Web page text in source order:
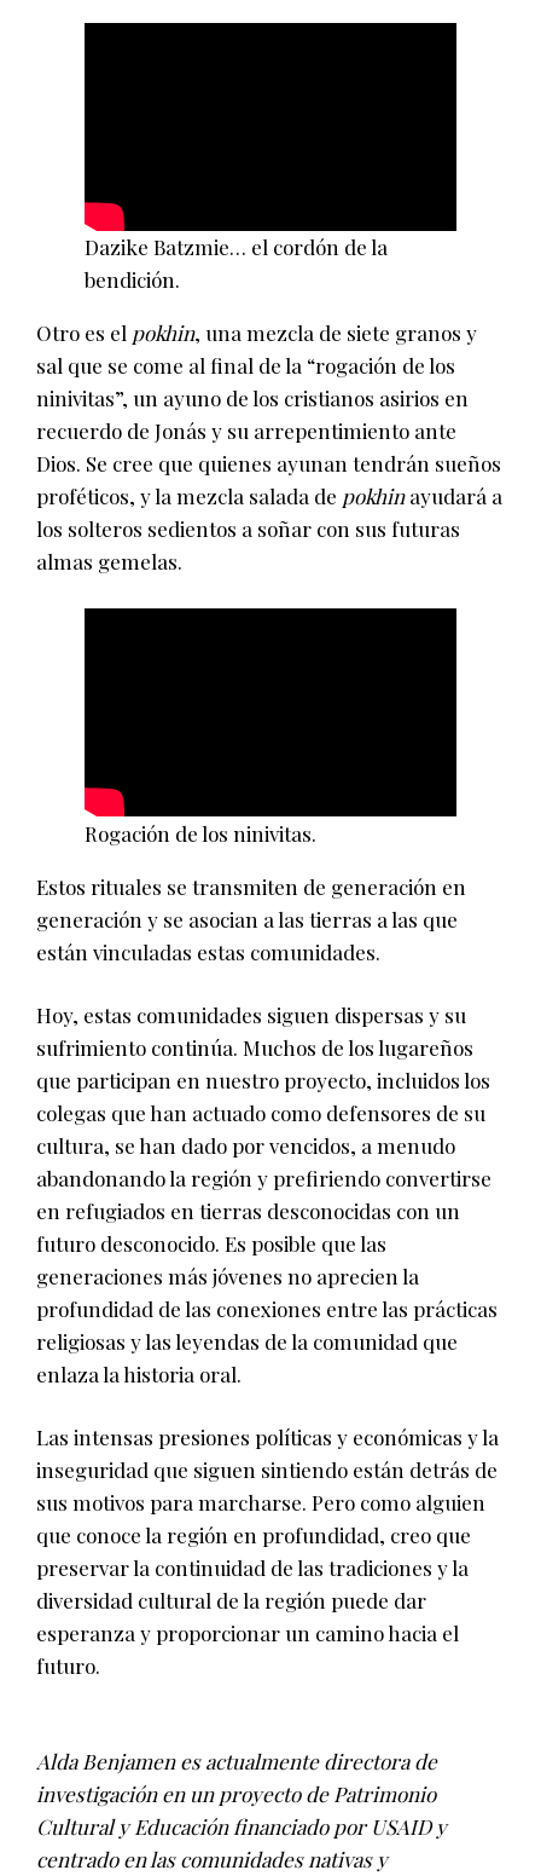
Dazike Batzmie… el cordón de la
bendición.
Otro es el pokhin, una mezcla de siete granos y
sal que se come al final de la “rogación de los
ninivitas”, un ayuno de los cristianos asirios en
recuerdo de Jonás y su arrepentimiento ante
Dios. Se cree que quienes ayunan tendrán sueños
proféticos, y la mezcla salada de pokhinayudará a
los solteros sedientos a soñar con sus futuras
almas gemelas.
Rogación de los ninivitas.
Estos rituales se transmiten de generación en
generación y se asocian a las tierras a las que
están vinculadas estas comunidades.
Hoy, estas comunidades siguen dispersas y su
sufrimiento continúa. Muchos de los lugareños
que participan en nuestro proyecto, incluidos los
colegas que han actuado como defensores de su
cultura, se han dado por vencidos, a menudo
abandonando la región y prefiriendo convertirse
en refugiados en tierras desconocidas con un
futuro desconocido. Es posible que las
generaciones más jóvenes no aprecien la
profundidad de las conexiones entre las prácticas
religiosas y las leyendas de la comunidad que
enlaza la historia oral.
Las intensas presiones políticas y económicas y la
inseguridad que siguen sintiendo están detrás de
sus motivos para marcharse. Pero como alguien
que conoce la región en profundidad, creo que
preservar la continuidad de las tradiciones y la
diversidad cultural de la región puede dar
esperanza y proporcionar un camino hacia el
futuro.
Alda Benjamen es actualmente directora de
investigación en un proyecto de Patrimonio
Cultural y Educación financiado por USAID y
centrado en las comunidades nativas y